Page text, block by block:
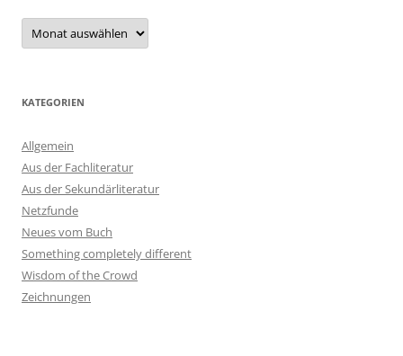
Archiv
KATEGORIEN
Allgemein
Aus der Fachliteratur
Aus der Sekundärliteratur
Netzfunde
Neues vom Buch
Something completely different
Wisdom of the Crowd
Zeichnungen